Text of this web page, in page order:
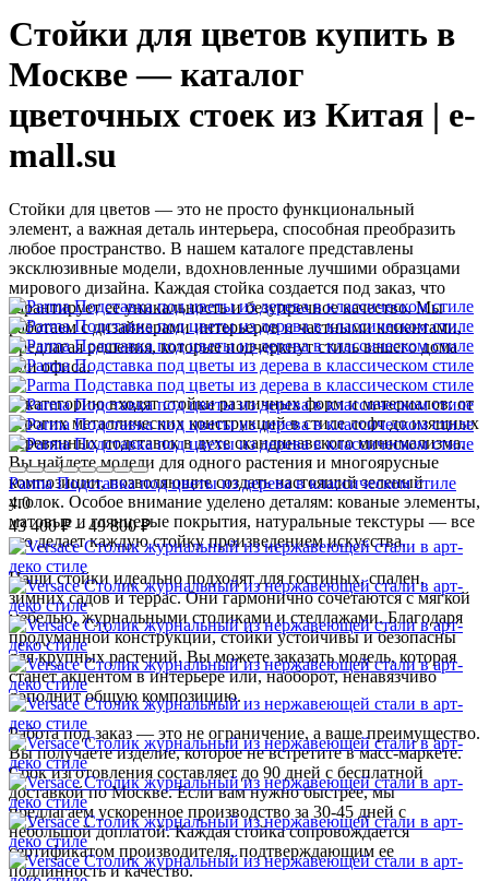
Стойки для цветов купить в
Москве — каталог
цветочных стоек из Китая | e-
mall.su
Стойки для цветов — это не просто функциональный
элемент, а важная деталь интерьера, способная преобразить
любое пространство. В нашем каталоге представлены
эксклюзивные модели, вдохновленные лучшими образцами
мирового дизайна. Каждая стойка создается под заказ, что
гарантирует ее уникальность и безупречное качество. Мы
работаем с дизайнерами интерьеров и частными клиентами,
предлагая решения, которые подчеркнут стиль вашего дома
или офиса.
В категорию входят стойки различных форм и материалов: от
строгих металлических конструкций в стиле лофт до изящных
деревянных подставок в духе скандинавского минимализма.
Вы найдете модели для одного растения и многоярусные
композиции, позволяющие создать настоящий зеленый
уголок. Особое внимание уделено деталям: кованые элементы,
матовые и глянцевые покрытия, натуральные текстуры — все
это делает каждую стойку произведением искусства.
Наши стойки идеально подходят для гостиных, спален,
зимних садов и террас. Они гармонично сочетаются с мягкой
мебелью, журнальными столиками и стеллажами. Благодаря
продуманной конструкции, стойки устойчивы и безопасны
для крупных растений. Вы можете заказать модель, которая
станет акцентом в интерьере или, наоборот, ненавязчиво
дополнит общую композицию.
Работа под заказ — это не ограничение, а ваше преимущество.
Вы получаете изделие, которое не встретите в масс-маркете.
Срок изготовления составляет до 90 дней с бесплатной
доставкой по Москве. Если вам нужно быстрее, мы
предлагаем ускоренное производство за 30-45 дней с
небольшой доплатой. Каждая стойка сопровождается
сертификатом производителя, подтверждающим ее
подлинность и качество.
Parma Подставка под цветы из дерева в классическом стиле
4.0
43 400₽–49 800₽